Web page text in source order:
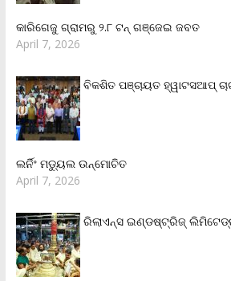
କାରିଗେଜୁ ଗ୍ରାମରୁ ୨.୮ ଟନ୍ ଗଞ୍ଜେଇ ଜବତ
April 7, 2026
ବିକଶିତ ପଞ୍ଚାୟତ ହ୍ୱାଟସଆପ୍
ଲର୍ନିଂ ମଡ୍ୟୁଲ ଉନ୍ମୋଚିତ
April 7, 2026
ରିଲାଏନ୍‌ସ ଇଣ୍ଡଷ୍ଟ୍ରିଜ୍ ଲିମିଟେଡ୍‌ର